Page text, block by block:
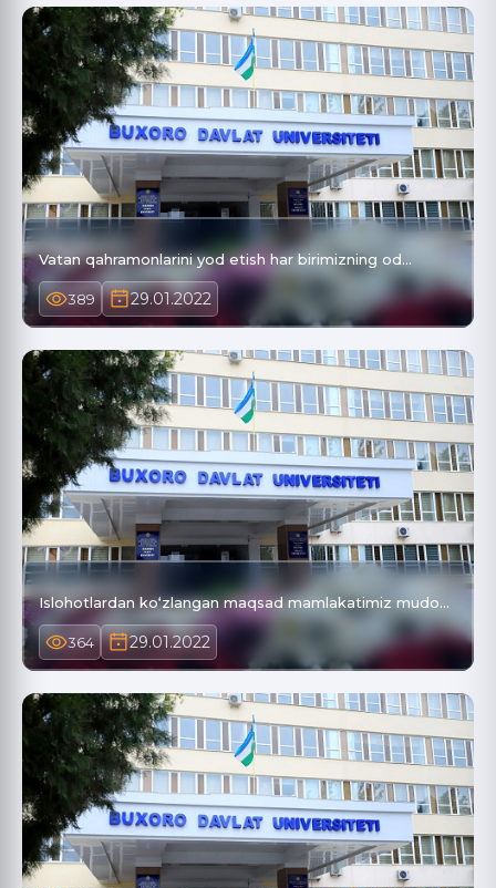
Vatan qahramonlarini yod etish har birimizning od…
389 29.01.2022
Islohotlardan ko‘zlangan maqsad mamlakatimiz mudo…
364 29.01.2022